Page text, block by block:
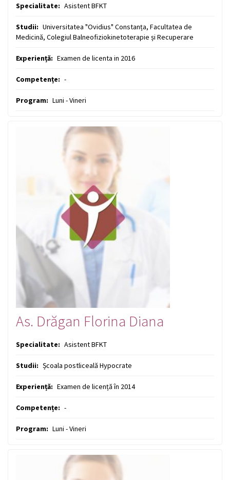
Specialitate: Asistent BFKT
Studii: Universitatea "Ovidius" Constanța, Facultatea de
Medicină, Colegiul Balneofiziokinetoterapie și Recuperare
Experiență: Examen de licenta in 2016
Competențe: -
Program: Luni - Vineri
As. Drăgan Florina Diana
Specialitate: Asistent BFKT
Studii: Școala postliceală Hypocrate
Experiență: Examen de licență în 2014
Competențe: -
Program: Luni - Vineri